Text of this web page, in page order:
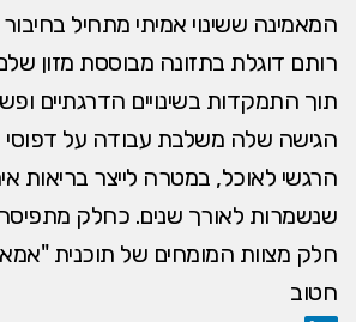
המאמינה ששינוי אמיתי מתחיל
רותם דוגלת בתזונה מבוססת מזון
תוך התמקדות בשינויים הדרגתיים
הגישה שלה משלבת עבודה על
הרגשי לאוכל, במטרה לייצר בריאות
שנשמרות לאורך שנים. כחלק
חלק מצוות המומחים של תוכנית
חטוב